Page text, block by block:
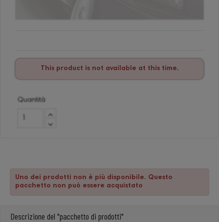
This product is not available at this time.
Quantità
Uno dei prodotti non è più disponibile. Questo
pacchetto non può essere acquistato
Descrizione del "pacchetto di prodotti"